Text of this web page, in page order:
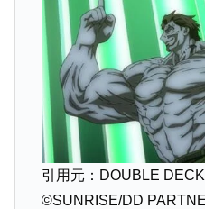
引用元：DOUBLE
©SUNRISE/DD